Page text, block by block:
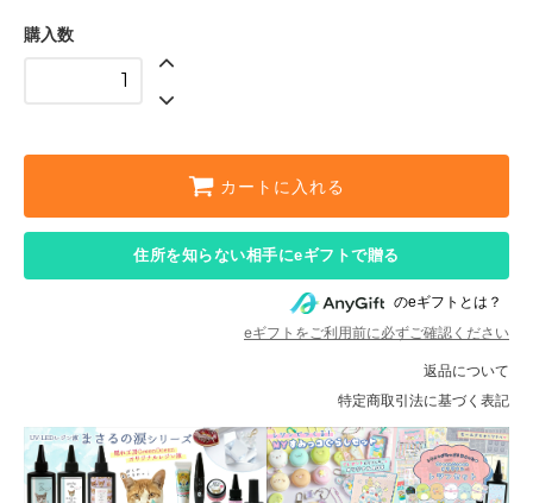
購入数
カートに入れる
住所を知らない相手にeギフトで贈る
のeギフトとは？
eギフトをご利用前に必ずご確認ください
返品について
特定商取引法に基づく表記